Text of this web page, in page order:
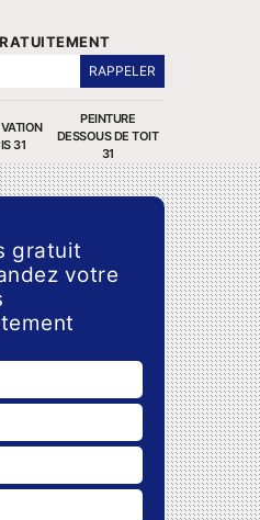
31
PEINTURE
DESSOUS DE TOIT
31
gratuit
votre